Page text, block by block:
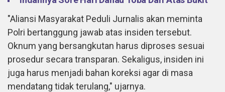
"Aliansi Masyarakat Peduli Jurnalis akan meminta
Polri bertanggung jawab atas insiden tersebut.
Oknum yang bersangkutan harus diproses sesuai
prosedur secara transparan. Sekaligus, insiden ini
juga harus menjadi bahan koreksi agar di masa
mendatang tidak terulang," ujarnya.